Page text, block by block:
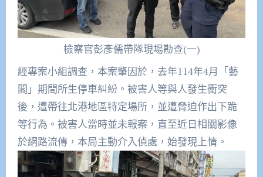
檢察官彭彥儒帶隊現場勘查(一)
經專案小組調查，本案肇因於，去年114年4月「藝
閣」 期間所生停車糾紛。被害人等與人發生衝突
後， 遭帶往北港地區特定場所，並遭脅迫作出下跪
等行為。 被害人當時並未報案，直至近日相關影像
於網路流傳， 本局主動介入偵處，始發現上情。